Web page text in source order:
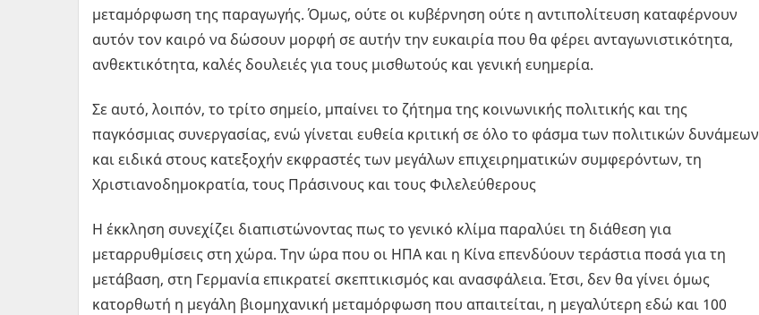
μεταμόρφωση της παραγωγής. Όμως, ούτε οι κυβέρνηση ούτε η αντιπολίτευση καταφέρνουν
αυτόν τον καιρό να δώσουν μορφή σε αυτήν την ευκαιρία που θα φέρει ανταγωνιστικότητα,
ανθεκτικότητα, καλές δουλειές για τους μισθωτούς και γενική ευημερία.
Σε αυτό, λοιπόν, το τρίτο σημείο, μπαίνει το ζήτημα της κοινωνικής πολιτικής και της
παγκόσμιας συνεργασίας, ενώ γίνεται ευθεία κριτική σε όλο το φάσμα των πολιτικών δυνάμεων
και ειδικά στους κατεξοχήν εκφραστές των μεγάλων επιχειρηματικών συμφερόντων, τη
Χριστιανοδημοκρατία, τους Πράσινους και τους Φιλελεύθερους
Η έκκληση συνεχίζει διαπιστώνοντας πως το γενικό κλίμα παραλύει τη διάθεση για
μεταρρυθμίσεις στη χώρα. Την ώρα που οι ΗΠΑ και η Κίνα επενδύουν τεράστια ποσά για τη
μετάβαση, στη Γερμανία επικρατεί σκεπτικισμός και ανασφάλεια. Έτσι, δεν θα γίνει όμως
κατορθωτή η μεγάλη βιομηχανική μεταμόρφωση που απαιτείται, η μεγαλύτερη εδώ και 100